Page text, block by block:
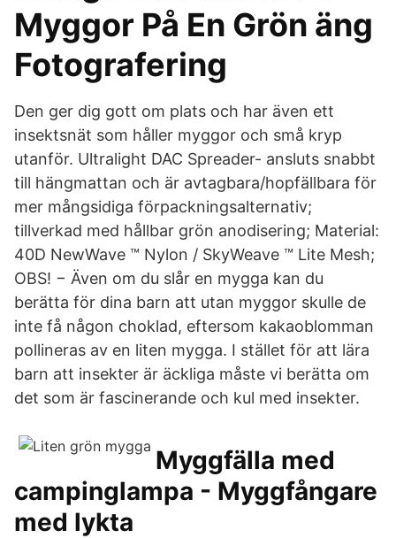
Myggor På En Grön äng
Fotografering
Den ger dig gott om plats och har även ett
insektsnät som håller myggor och små kryp
utanför. Ultralight DAC Spreader- ansluts snabbt
till hängmattan och är avtagbara/hopfällbara för
mer mångsidiga förpackningsalternativ;
tillverkad med hållbar grön anodisering; Material:
40D NewWave ™ Nylon / SkyWeave ™ Lite Mesh;
OBS! − Även om du slår en mygga kan du
berätta för dina barn att utan myggor skulle de
inte få någon choklad, eftersom kakaoblomman
pollineras av en liten mygga. I stället för att lära
barn att insekter är äckliga måste vi berätta om
det som är fascinerande och kul med insekter.
Myggfälla med
campinglampa - Myggfångare
med lykta